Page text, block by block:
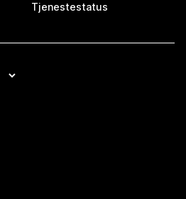
Tjenestestatus